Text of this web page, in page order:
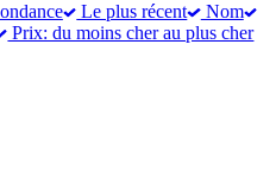
Le plus récent
Nom
Prix: du moins cher au plus cher